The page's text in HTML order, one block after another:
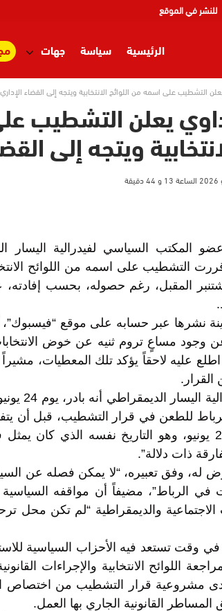
للنشر في الموقع
الرئيسية سياسة جهات
التشطيب على اسمه من اللوائح الانتخابية ويتجه إلى القضاء الإداري
يعلن التشطيب
ويتجه إلى
المكتب السياسي لفيدرالية اليسار
التشطيب على اسمه من اللوائح
شتنبر المقبل، رغم حصوله، بحسب
نشرها عبر حسابه على موقع
مساعٍ تروم ثنيه عن خوض الانتخابات
عليه لاحقاً يؤكد تلك المعطيات،
وأضاف
للطعن في قرار التشطيب، قبل أن
الملف في جلسة يوم 25 يونيو، وهو التاريخ نفسه
ذات دلالة”.
له، وفق تعبيره، “لا يمكن فصله عن
الرباط”، مضيفاً أن مواقفه
الاجتماعية والديمقراطية “لم تكن محل
وقت تستعد فيه الأحزاب السياسية
اللوائح الانتخابية والإجراءات
مشروعية قرار التشطيب من اختصاص
القانونية الجاري بها العمل.